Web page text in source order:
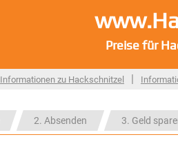
Preise für
Informationen zu Hackschnitzel |
2. Absenden 3. Geld